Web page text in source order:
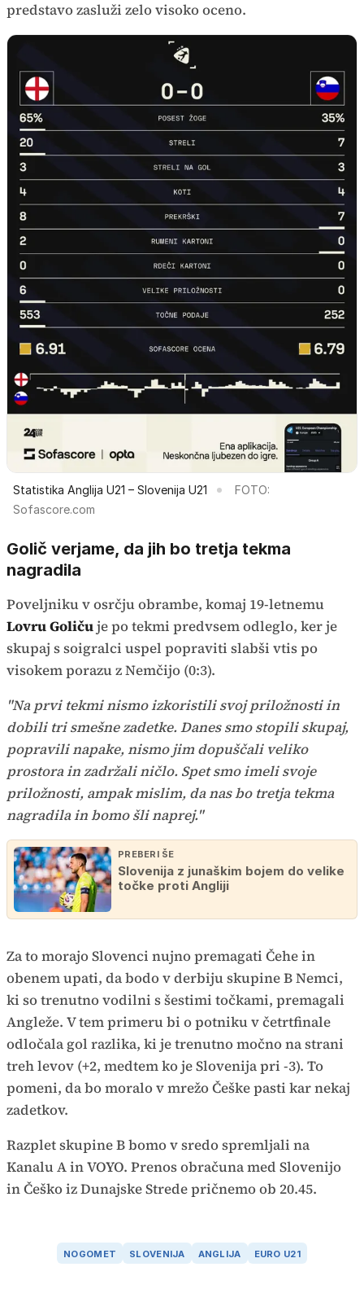
predstavo zasluži zelo visoko oceno.
Statistika Anglija U21 – Slovenija U21
FOTO:
Sofascore.com
Golič verjame, da jih bo tretja tekma
nagradila
Poveljniku v osrčju obrambe, komaj 19-letnemu
Lovru Goličuje po tekmi predvsem odleglo, ker je
skupaj s soigralci uspel popraviti slabši vtis po
visokem porazu z Nemčijo (0:3).
"Na prvi tekmi nismo izkoristili svoj priložnosti in
dobili tri smešne zadetke. Danes smo stopili skupaj,
popravili napake, nismo jim dopuščali veliko
prostora in zadržali ničlo. Spet smo imeli svoje
priložnosti, ampak mislim, da nas bo tretja tekma
nagradila in bomo šli naprej."
PREBERI ŠE
Slovenija z junaškim bojem do velike
točke proti Angliji
Za to morajo Slovenci nujno premagati Čehe in
obenem upati, da bodo v derbiju skupine B Nemci,
ki so trenutno vodilni s šestimi točkami, premagali
Angleže. V tem primeru bi o potniku v četrtfinale
odločala gol razlika, ki je trenutno močno na strani
treh levov (+2, medtem ko je Slovenija pri -3). To
pomeni, da bo moralo v mrežo Češke pasti kar nekaj
zadetkov.
Razplet skupine B bomo v sredo spremljali na
Kanalu A in VOYO. Prenos obračuna med Slovenijo
in Češko iz Dunajske Strede pričnemo ob 20.45.
NOGOMET SLOVENIJA ANGLIJA EURO U21